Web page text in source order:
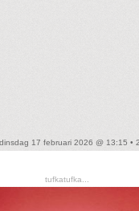
17 februari 2026 @ 13:15 •
tufkatufka...